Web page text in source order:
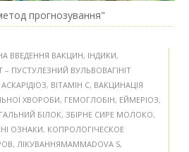
прогнозування"
ВВЕДЕННЯ ВАКЦИН, ІНДИКИ,
– ПУСТУЛЕЗНИЙ ВУЛЬВОВАГІНІТ
АСКАРІДІОЗ, ВІТАМІН С, ВАКЦИНАЦІЯ
ХВОРОБИ, ГЕМОГЛОБІН, ЕЙМЕРІОЗ,
БІЛОК, ЗБІРНЕ СИРЕ МОЛОКО,
ОЗНАКИ, КОПРОЛОГІЧЕСКОЕ
, ЛІКУВАННЯMAMMADOVA S,